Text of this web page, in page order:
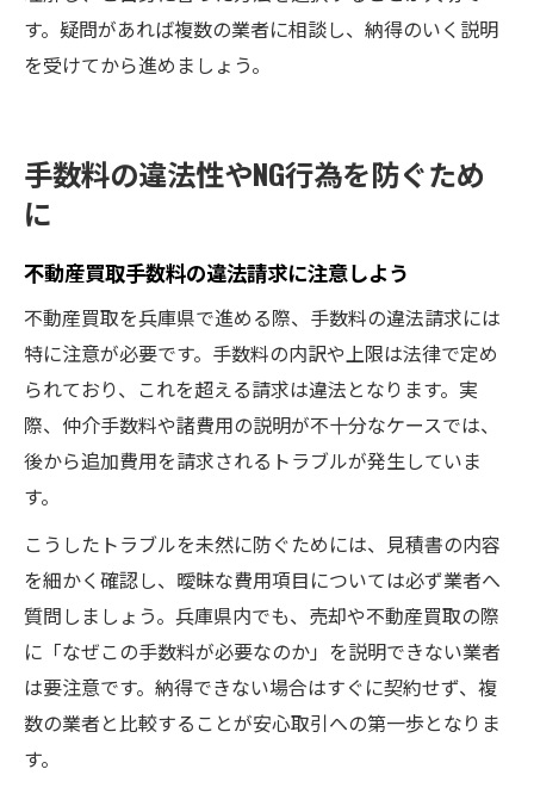
す。疑問があれば複数の業者に相談し、納得のいく説明
を受けてから進めましょう。
手数料の違法性やNG行為を防ぐため
に
不動産買取手数料の違法請求に注意しよう
不動産買取を兵庫県で進める際、手数料の違法請求には
特に注意が必要です。手数料の内訳や上限は法律で定め
られており、これを超える請求は違法となります。実
際、仲介手数料や諸費用の説明が不十分なケースでは、
後から追加費用を請求されるトラブルが発生していま
す。
こうしたトラブルを未然に防ぐためには、見積書の内容
を細かく確認し、曖昧な費用項目については必ず業者へ
質問しましょう。兵庫県内でも、売却や不動産買取の際
に「なぜこの手数料が必要なのか」を説明できない業者
は要注意です。納得できない場合はすぐに契約せず、複
数の業者と比較することが安心取引への第一歩となりま
す。